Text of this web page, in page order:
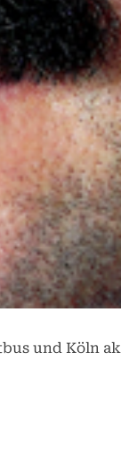
und Köln